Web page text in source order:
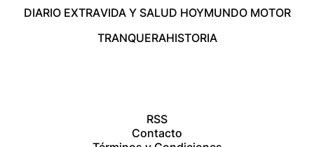
DIARIO EXTRAVIDA Y SALUD HOYMUNDO MOTOR
TRANQUERAHISTORIA
RSS
Contacto